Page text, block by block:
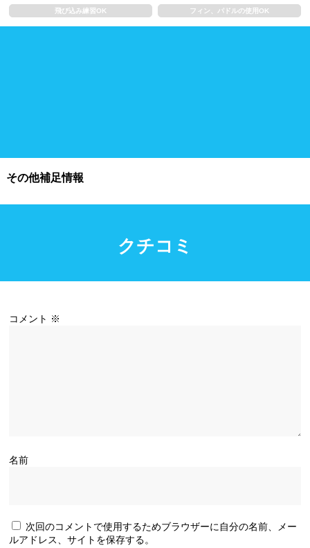
飛び込み練習OK フィン、パドルの使用OK
その他補足情報
クチコミ
コメント ※
名前
次回のコメントで使用するためブラウザーに自分の名前、メー
ルアドレス、サイトを保存する。
プール情報